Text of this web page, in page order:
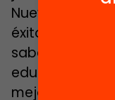
Nuevas
éxito va más
sabemos de
educativa, que
mejorar la